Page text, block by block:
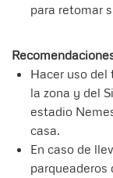
para retomar
Hacer uso
la zona y del
estadio
casa.
En caso de
parqueaderos